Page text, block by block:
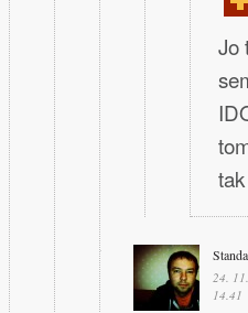
Jo
24.
14.41